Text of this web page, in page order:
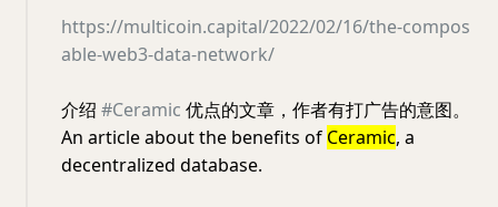
https://multicoin.capital/2022/02/16/the-compos
able-web3-data-network/
介绍 #Ceramic 优点的文章，作者有打广告的意图。
An article about the benefits of Ceramic, a
decentralized database.